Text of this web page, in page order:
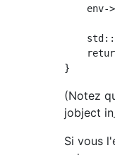
env-
(Notez
jobject
Si vous